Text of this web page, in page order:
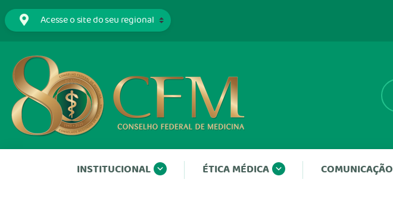
INSTITUCIONAL ÉTICA MÉDICA COMUNICAÇÃO